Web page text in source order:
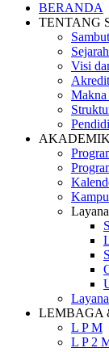
BERANDA
TENTANG
Sejarah
Visi
AKADEMIK
LEMBAGA
L P M
L P 2